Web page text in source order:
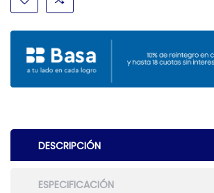
DESCRIPCIÓN
ESPECIFICACIÓN